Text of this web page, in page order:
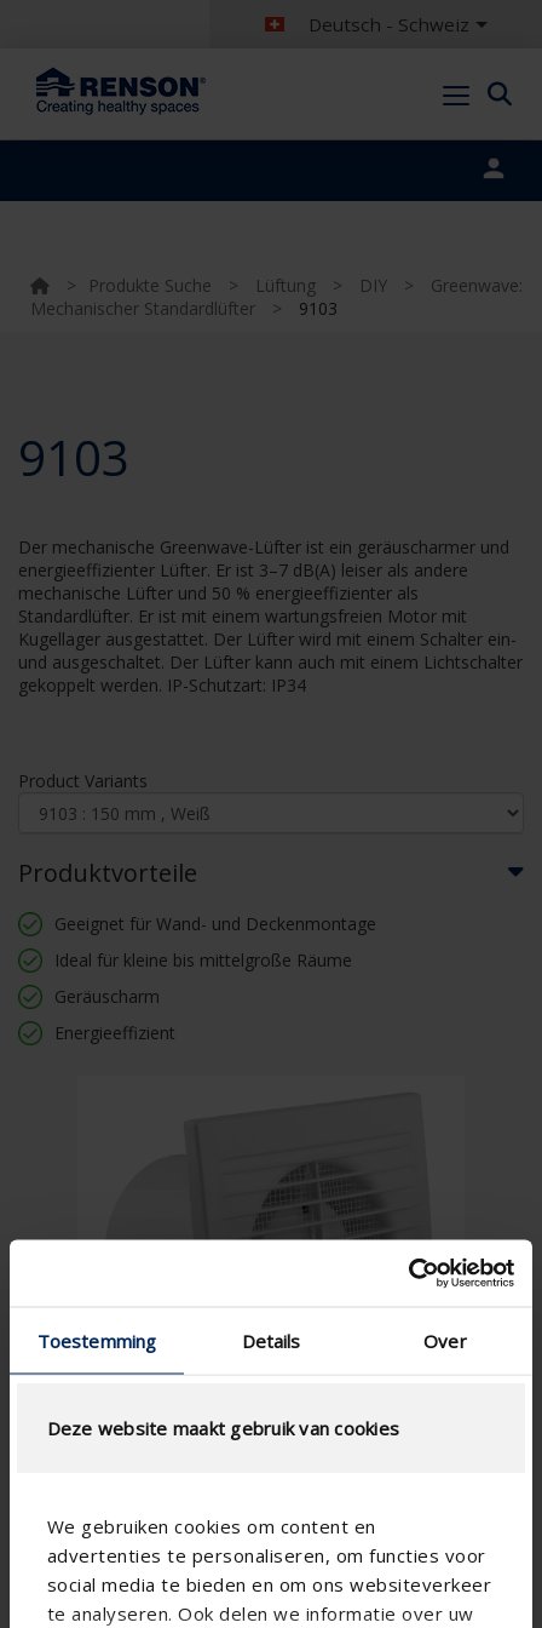
Toestemming Details Over
Deze website maakt gebruik van cookies
We gebruiken cookies om content en
advertenties te personaliseren, om functies voor
social media te bieden en om ons websiteverkeer
te analyseren. Ook delen we informatie over uw
Deutsch - Schweiz
> Produkte Suche > Lüftung > DIY >
Greenwave:
Mechanischer Standardlüfter
> 9103
9103
Der mechanische Greenwave-Lüfter ist ein geräuscharmer und
energieeffizienter Lüfter. Er ist 3–7 dB(A) leiser als andere
mechanische Lüfter und 50 % energieeffizienter als
Standardlüfter. Er ist mit einem wartungsfreien Motor mit
Kugellager ausgestattet. Der Lüfter wird mit einem Schalter ein-
und ausgeschaltet. Der Lüfter kann auch mit einem Lichtschalter
gekoppelt werden. IP-Schutzart: IP34
Product Variants
Produktvorteile
Geeignet für Wand- und Deckenmontage
Ideal für kleine bis mittelgroße Räume
Geräuscharm
Energieeffizient